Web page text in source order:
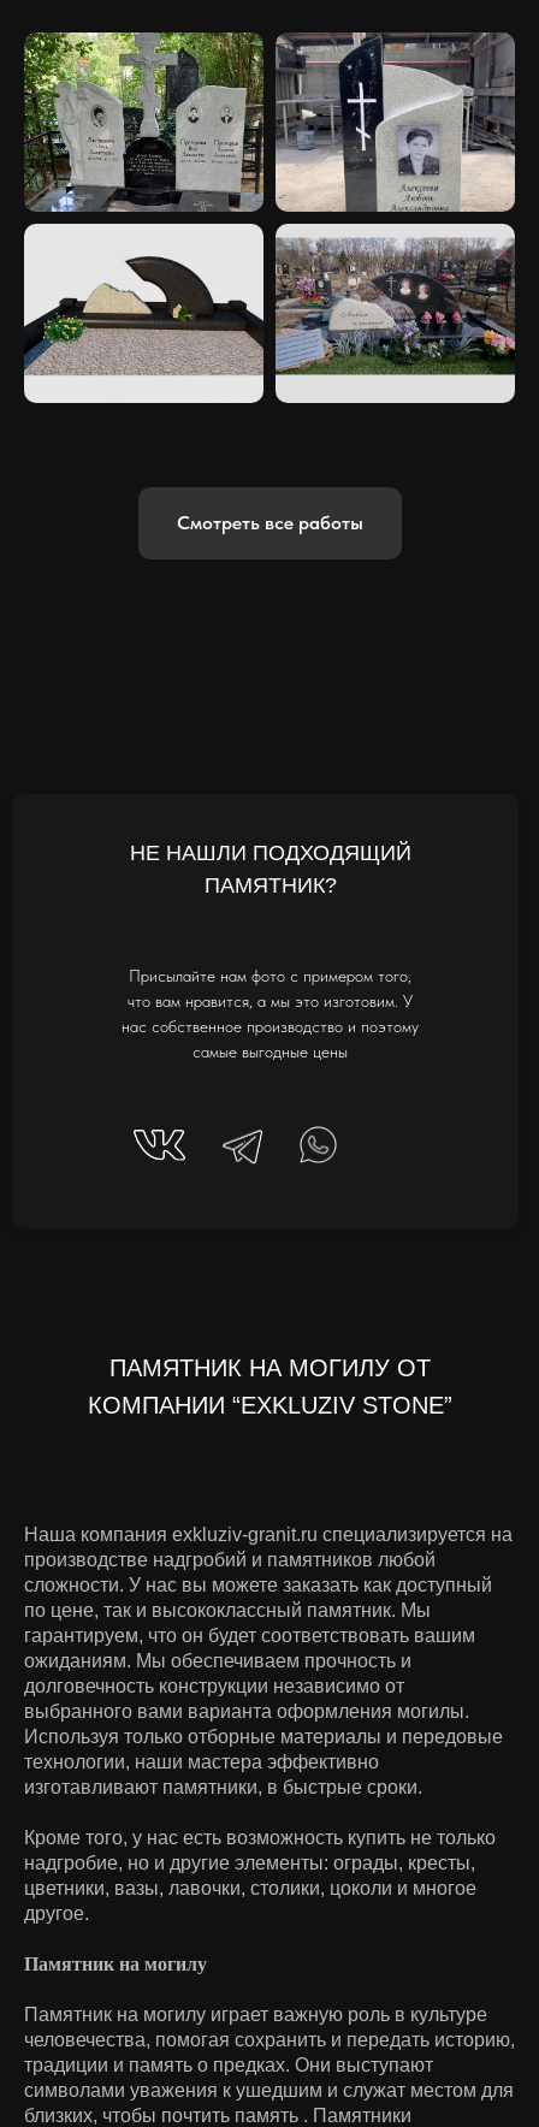
Смотреть все работы
НЕ НАШЛИ ПОДХОДЯЩИЙ
ПАМЯТНИК?
Присылайте нам фото с примером того,
что вам нравится, а мы это изготовим. У
нас собственное производство и поэтому
самые выгодные цены
ПАМЯТНИК НА МОГИЛУ ОТ
КОМПАНИИ “EXKLUZIV STONE”
Наша компания exkluziv-granit.ru специализируется на
производстве надгробий и памятников любой
сложности. У нас вы можете заказать как доступный
по цене, так и высококлассный памятник. Мы
гарантируем, что он будет соответствовать вашим
ожиданиям. Мы обеспечиваем прочность и
долговечность конструкции независимо от
выбранного вами варианта оформления могилы.
Используя только отборные материалы и передовые
технологии, наши мастера эффективно
изготавливают памятники, в быстрые сроки.
Кроме того, у нас есть возможность купить не только
надгробие, но и другие элементы: ограды, кресты,
цветники, вазы, лавочки, столики, цоколи и многое
другое.
Памятник на могилу
Памятник на могилу играет важную роль в культуре
человечества, помогая сохранить и передать историю,
традиции и память о предках. Они выступают
символами уважения к ушедшим и служат местом для
близких, чтобы почтить память . Памятники